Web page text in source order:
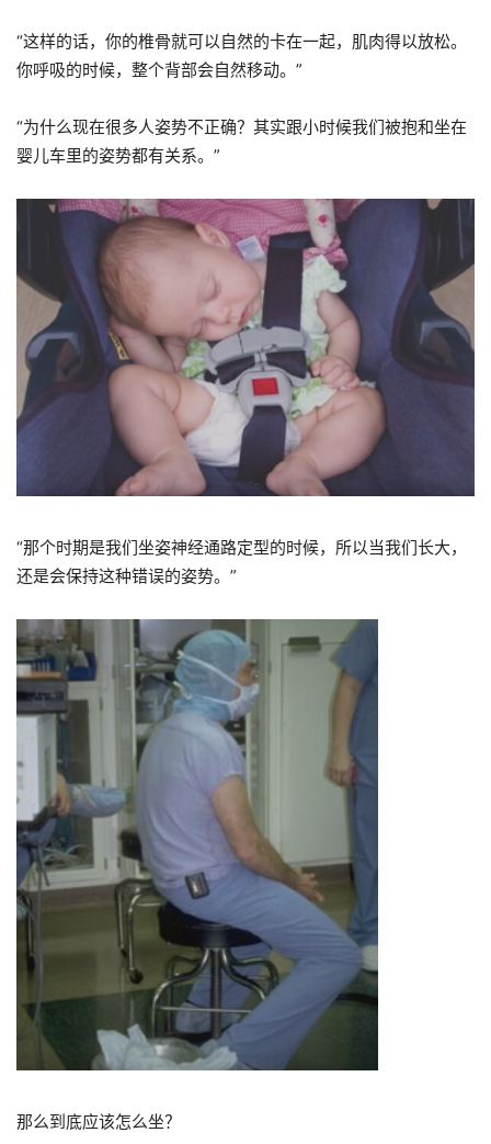
“这样的话，你的椎骨就可以自然的卡在一起，肌肉得以放松。
你呼吸的时候，整个背部会自然移动。 ”
“为什么现在很多人姿势不正确？其实跟小时候我们被抱和坐在
婴儿车里的姿势都有关系。 ”
“那个时期是我们坐姿神经通路定型的时候，所以当我们长大，
还是会保持这种错误的姿势。 ”
那么到底应该怎么坐？